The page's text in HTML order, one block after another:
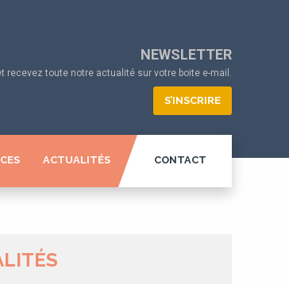
NEWSLETTER
recevez toute notre actualité sur votre boite e-mail.
S’INSCRIRE
ACTUALITÉS CONTACT